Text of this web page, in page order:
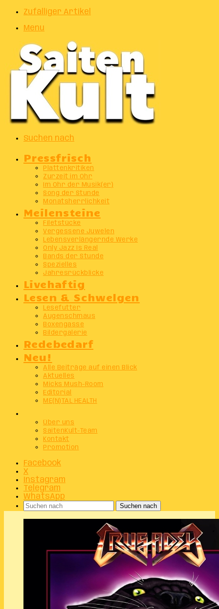
Zufälliger Artikel
Menu
Suchen nach
Pressfrisch
Plattenkritiken
Zurzeit im Ohr
Im Ohr der Musik(er)
Song der Stunde
Monatsherrlichkeit
Meilensteine
Filetstücke
Vergessene Juwelen
Lebensverlängernde Werke
Only Jazz Is Real
Bands der Stunde
Spezielles
Jahresrückblicke
Livehaftig
Lesen & Schwelgen
Lesefutter
Augenschmaus
Boxengasse
Bildergalerie
Redebedarf
Neu!
Alle Beiträge auf einen Blick
Aktuelles
Micks Mush-Room
Editorial
ME(N)TAL HEALTH
Über uns
SaitenKult-Team
Kontakt
Promotion
Facebook
X
Instagram
Telegram
WhatsApp
Suchen nach